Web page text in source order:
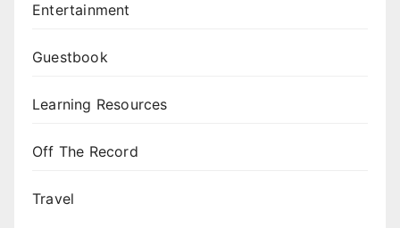
Entertainment
Guestbook
Learning Resources
Off The Record
Travel